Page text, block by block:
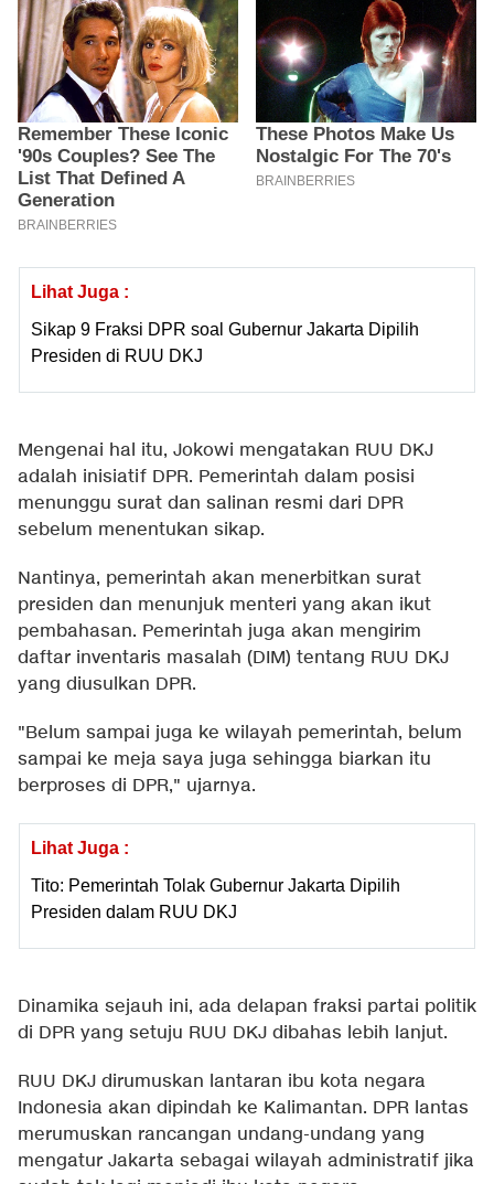
Lihat Juga :
Sikap 9 Fraksi DPR soal Gubernur Jakarta Dipilih
Presiden di RUU DKJ
Mengenai hal itu, Jokowi mengatakan RUU DKJ
adalah inisiatif DPR. Pemerintah dalam posisi
menunggu surat dan salinan resmi dari DPR
sebelum menentukan sikap.
Nantinya, pemerintah akan menerbitkan surat
presiden dan menunjuk menteri yang akan ikut
pembahasan. Pemerintah juga akan mengirim
daftar inventaris masalah (DIM) tentang RUU DKJ
yang diusulkan DPR.
"Belum sampai juga ke wilayah pemerintah, belum
sampai ke meja saya juga sehingga biarkan itu
berproses di DPR," ujarnya.
Lihat Juga :
Tito: Pemerintah Tolak Gubernur Jakarta Dipilih
Presiden dalam RUU DKJ
Dinamika sejauh ini, ada delapan fraksi partai politik
di DPR yang setuju RUU DKJ dibahas lebih lanjut.
RUU DKJ dirumuskan lantaran ibu kota negara
Indonesia akan dipindah ke Kalimantan. DPR lantas
merumuskan rancangan undang-undang yang
mengatur Jakarta sebagai wilayah administratif jika